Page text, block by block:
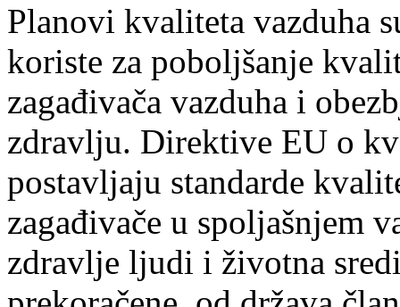
Planovi kvaliteta vazduha
koriste za poboljšanje
zagađivača vazduha i
zdravlju. Direktive EU o
postavljaju standarde
zagađivače u spoljašnjem
zdravlje ljudi i životna